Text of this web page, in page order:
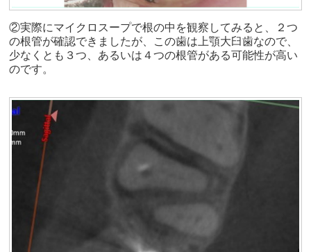
②実際にマイクロスープで根の中を観察してみると、２つ
の根管が確認できましたが、この歯は上顎大臼歯なので、
少なくとも３つ、あるいは４つの根管がある可能性が高い
のです。